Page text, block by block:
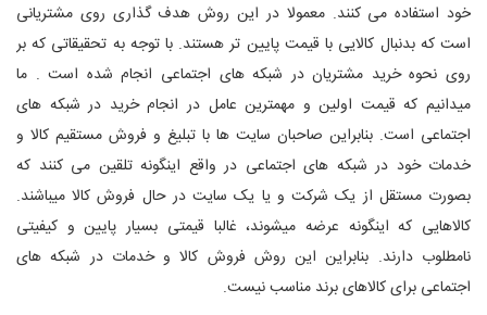
خود استفاده می کنند. معمولا در این روش هدف گذاری روی مشتریانی
است که بدنبال کالایی با قیمت پایین تر هستند. با توجه به تحقیقاتی که بر
روی نحوه خرید مشتریان در شبکه های اجتماعی انجام شده است . ما
میدانیم که قیمت اولین و مهمترین عامل در انجام خرید در شبکه های
اجتماعی است. بنابراین صاحبان سایت ها با تبلیغ و فروش مستقیم کالا و
خدمات خود در شبکه های اجتماعی در واقع اینگونه تلقین می کنند که
بصورت مستقل از یک شرکت و یا یک سایت در حال فروش کالا میباشند.
کالاهایی که اینگونه عرضه میشوند، غالبا قیمتی بسیار پایین و کیفیتی
نامطلوب دارند. بنابراین این روش فروش کالا و خدمات در شبکه های
اجتماعی برای کالاهای برند مناسب نیست.